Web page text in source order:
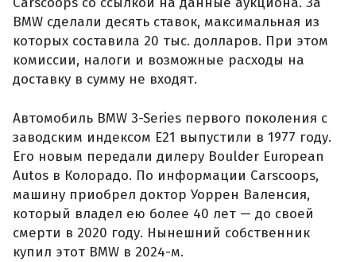
BMW сделали десять ставок, максимальная из
которых составила 20 тыс. долларов. При этом
комиссии, налоги и возможные расходы на
доставку в сумму не входят.
Автомобиль BMW 3-Series первого поколения с
заводским индексом E21 выпустили в 1977 году.
Его новым передали дилеру Boulder European
Autos в Колорадо. По информации Carscoops,
машину приобрел доктор Уоррен Валенсия,
который владел ею более 40 лет — до своей
смерти в 2020 году. Нынешний собственник
купил этот BMW в 2024-м.